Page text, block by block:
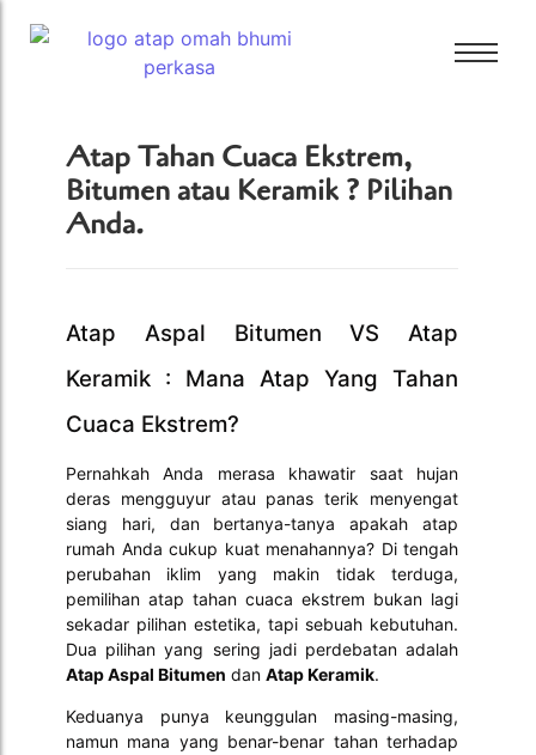
Bali Bitumen
Tarkey
Tegola
Bali Bitumen
Tarkey
Tegola
Atap Tahan Cuaca Ekstrem,
Bitumen atau Keramik ? Pilihan
Anda.
Atap Aspal Bitumen VS Atap
Keramik : Mana Atap Yang Tahan
Cuaca Ekstrem?
Pernahkah Anda merasa khawatir saat hujan
deras mengguyur atau panas terik menyengat
siang hari, dan bertanya-tanya apakah atap
rumah Anda cukup kuat menahannya? Di tengah
perubahan iklim yang makin tidak terduga,
pemilihan atap tahan cuaca ekstrem bukan lagi
sekadar pilihan estetika, tapi sebuah kebutuhan.
Dua pilihan yang sering jadi perdebatan adalah
Atap Aspal Bitumen dan Atap Keramik.
Keduanya punya keunggulan masing-masing,
namun mana yang benar-benar tahan terhadap